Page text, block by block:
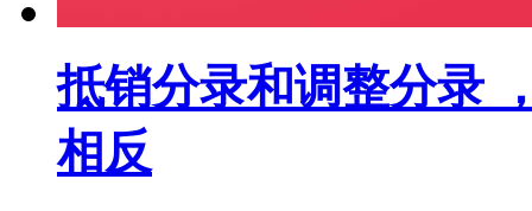
抵销分录和调整分录
相反